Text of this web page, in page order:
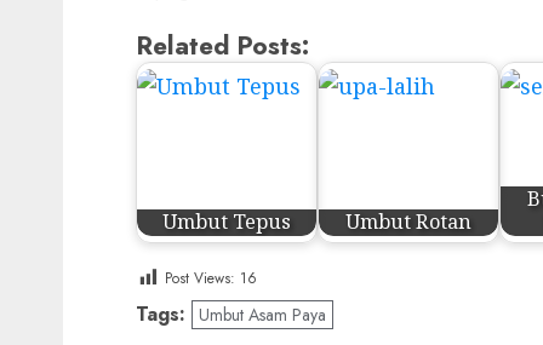
Related Posts:
Umbut Tepus Umbut Rotan
Post Views: 16
Tags: Umbut Asam Paya